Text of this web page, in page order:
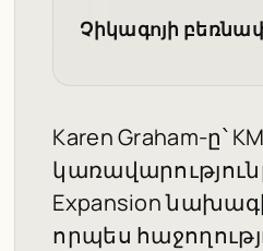
Չիկագոյի
Karen Graham-ը՝
Expansion
որպես